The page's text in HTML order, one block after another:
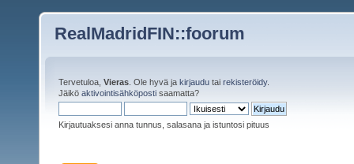
RealMadridFIN::foorum
Tervetuloa, Vieras . Ole hyvä ja kirjaudu tai rekisteröidy.
Jäikö aktivointisähköposti saamatta?
Kirjautuaksesi anna tunnus, salasana ja istuntosi pituus